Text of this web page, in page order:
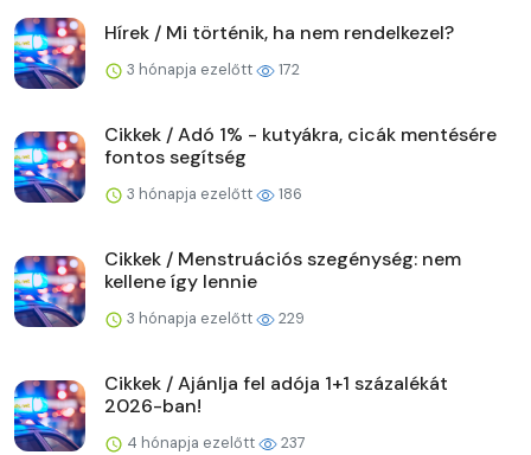
Hírek / Mi történik, ha nem rendelkezel?
3 hónapja ezelőtt 172
Cikkek / Adó 1% - kutyákra, cicák mentésére
fontos segítség
3 hónapja ezelőtt 186
Cikkek / Menstruációs szegénység: nem
kellene így lennie
3 hónapja ezelőtt 229
Cikkek / Ajánlja fel adója 1+1 százalékát
2026-ban!
4 hónapja ezelőtt 237